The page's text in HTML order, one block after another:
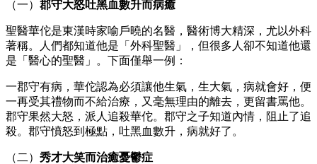
（一） 郡守大怒吐黑血數升而病癒
聖醫華佗是東漢時家喻戶曉的名醫，醫術博大精深，尤以外科
著稱。人們都知道他是「外科聖醫」，但很多人卻不知道他還
是「醫心的聖醫」。下面僅舉一例：
一郡守有病，華佗認為必須讓他生氣，生大氣，病就會好，便
一再受其禮物而不給治療，又毫無理由的離去，更留書罵他。
郡守果然大怒，派人追殺華佗。郡守之子知道內情，阻止了追
殺。郡守憤怒到極點，吐黑血數升，病就好了。
（二） 秀才大笑而治癒憂鬱症